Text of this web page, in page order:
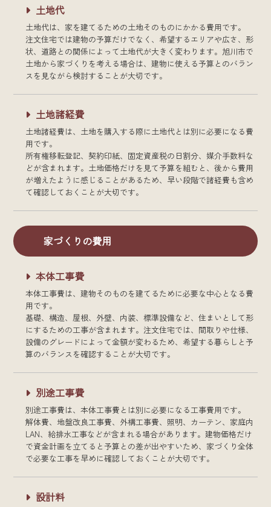
土地代
土地代は、家を建てるための土地そのものにかかる費用です。
注文住宅では建物の予算だけでなく、希望するエリアや広さ、形
状、道路との関係によって土地代が大きく変わります。旭川市で
土地から家づくりを考える場合は、建物に使える予算とのバラン
スを見ながら検討することが大切です。
土地諸経費
土地諸経費は、土地を購入する際に土地代とは別に必要になる費
用です。
所有権移転登記、契約印紙、固定資産税の日割分、媒介手数料な
どが含まれます。土地価格だけを見て予算を組むと、後から費用
が増えたように感じることがあるため、早い段階で諸経費も含め
て確認しておくことが大切です。
家づくりの費用
本体工事費
本体工事費は、建物そのものを建てるために必要な中心となる費
用です。
基礎、構造、屋根、外壁、内装、標準設備など、住まいとして形
にするための工事が含まれます。注文住宅では、間取りや仕様、
設備のグレードによって金額が変わるため、希望する暮らしと予
算のバランスを確認することが大切です。
別途工事費
別途工事費は、本体工事費とは別に必要になる工事費用です。
解体費、地盤改良工事費、外構工事費、照明、カーテン、家庭内
LAN、給排水工事などが含まれる場合があります。建物価格だけ
で資金計画を立てると予算との差が出やすいため、家づくり全体
で必要な工事を早めに確認しておくことが大切です。
設計料